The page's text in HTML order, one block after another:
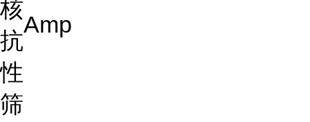
核
抗
性
Amp
筛